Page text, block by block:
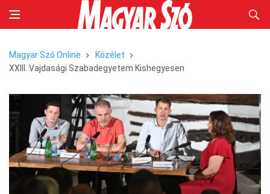
Magyar Szó Online
Közélet
XXIII. Vajdasági Szabadegyetem Kishegyesen